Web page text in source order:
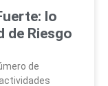
lo
de Riesgo
de